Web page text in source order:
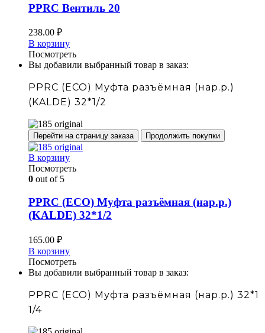
PPRC Вентиль 20
238.00 ₽
В корзину
Посмотреть
Вы добавили выбранный товар в заказ:
PPRC (ECO) Муфта разъёмная (нар.р.)
(KALDE) 32*1/2
Перейти на страницу заказа Продолжить покупки
В корзину
Посмотреть
0 out of 5
PPRC (ECO) Муфта разъёмная (нар.р.)
(KALDE) 32*1/2
165.00 ₽
В корзину
Посмотреть
Вы добавили выбранный товар в заказ:
PPRC (ECO) Муфта разъёмная (нар.р.) 32*1
1/4